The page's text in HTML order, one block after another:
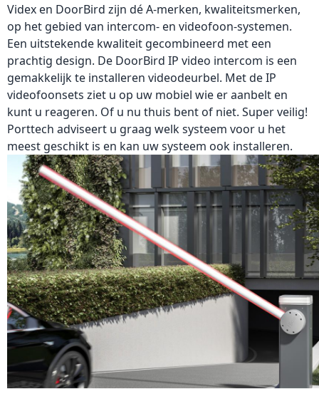
Videx en DoorBird zijn dé A-merken, kwaliteitsmerken,
op het gebied van intercom- en videofoon-systemen.
Een uitstekende kwaliteit gecombineerd met een
prachtig design. De DoorBird IP video intercom is een
gemakkelijk te installeren videodeurbel. Met de IP
videofoonsets ziet u op uw mobiel wie er aanbelt en
kunt u reageren. Of u nu thuis bent of niet. Super veilig!
Porttech adviseert u graag welk systeem voor u het
meest geschikt is en kan uw systeem ook installeren.